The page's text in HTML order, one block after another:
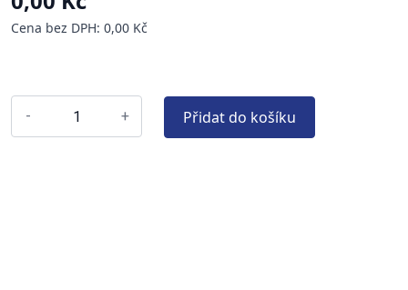
Cena bez DPH: 0,00 Kč
- + Přidat do košíku